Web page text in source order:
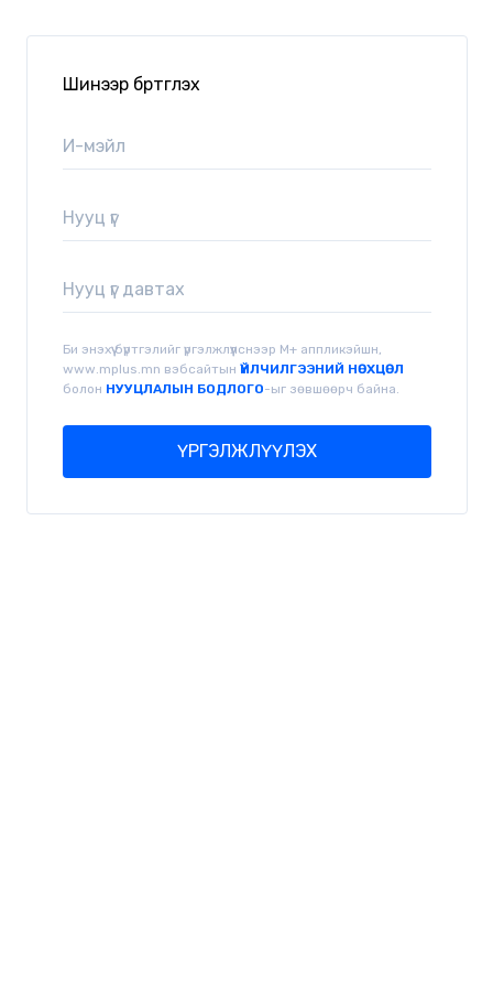
Шинээр бүртгүүлэх
Би энэхүү бүртгэлийг үргэлжлүүлснээр М+ аппликэйшн,
www.mplus.mn вэбсайтын ҮЙЛЧИЛГЭЭНИЙ НӨХЦӨЛ
болон НУУЦЛАЛЫН БОДЛОГО-ыг зөвшөөрч байна.
ҮРГЭЛЖЛҮҮЛЭХ